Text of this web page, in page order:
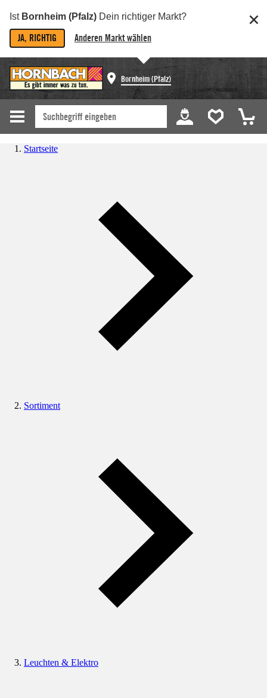
Ist Bornheim (Pfalz) Dein richtiger Markt?
JA, RICHTIG Anderen Markt wählen
Bornheim (Pfalz)
Startseite
Sortiment
Leuchten & Elektro